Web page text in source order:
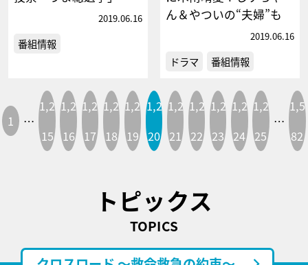
2019.06.16
番組情報
ん＆やついの“夫婦”も
2019.06.16
ドラマ 番組情報
1 …
1,2
15
1,2
16
1,2
17
1,2
18
1,2
19
1,2
20
1,2
21
1,2
22
1,2
23
1,2
24
1,2
25
…
1,5
82
トピックス
TOPICS